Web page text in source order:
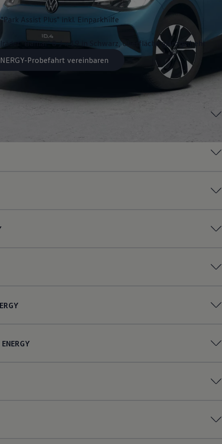
Assist Plus" inkl. Einparkhilfe
"Hamar" 8 J x 19 in Schwarz, Oberfläche glanzgedreht
Probefahrt vereinbaren
ENERGY